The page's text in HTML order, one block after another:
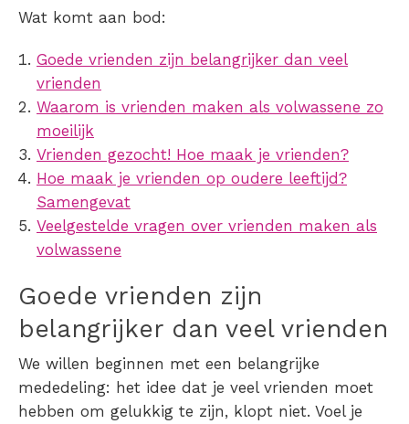
Wat komt aan bod:
Goede vrienden zijn belangrijker dan veel
vrienden
Waarom is vrienden maken als volwassene zo
moeilijk
Vrienden gezocht! Hoe maak je vrienden?
Hoe maak je vrienden op oudere leeftijd?
Samengevat
Veelgestelde vragen over vrienden maken als
volwassene
Goede vrienden zijn
belangrijker dan veel vrienden
We willen beginnen met een belangrijke
mededeling: het idee dat je veel vrienden moet
hebben om gelukkig te zijn, klopt niet. Voel je